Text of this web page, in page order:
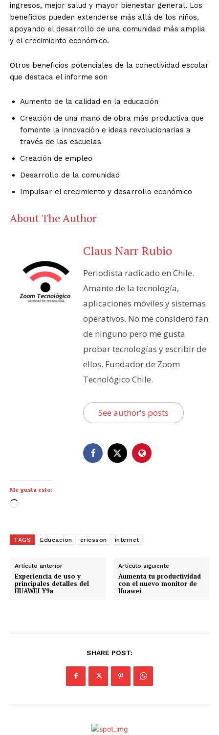
ingresos, mejor salud y mayor bienestar general. Los
beneficios pueden extenderse más allá de los niños,
apoyando el desarrollo de una comunidad más amplia
y el crecimiento económico.
Otros beneficios potenciales de la conectividad escolar
que destaca el informe son
Aumento de la calidad en la educación
Creación de una mano de obra más productiva que
fomente la innovación e ideas revolucionarias a
través de las escuelas
Creación de empleo
Desarrollo de la comunidad
Impulsar el crecimiento y desarrollo económico
About The Author
Claus Narr Rubio
Periodista radicado en Chile.
Amante de la tecnología,
aplicaciones móviles y sistemas
operativos. No me considero fan
de ninguno pero me gusta
probar tecnologías y escribir de
ellos. Fundador de Zoom
Tecnológico Chile.
See author's posts
Me gusta esto:
C
g
n
d
o
TAGS Educacion ericsson internet
Artículo anterior
Experiencia de uso y
principales detalles del
HUAWEI Y9a
Artículo siguiente
Aumenta tu productividad
con el nuevo monitor de
Huawei
SHARE POST: